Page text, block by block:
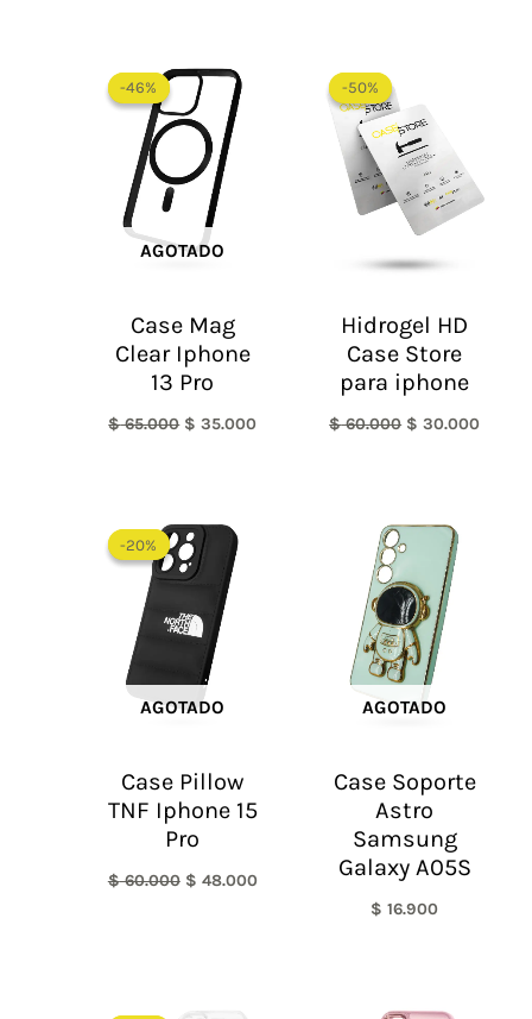
-46%
AGOTADO
-46%
Case Mag
Clear Iphone
13 Pro
$65.000
precio
original
era:
$ 65.000.
$ 35.000
-50%
-50%
Hidrogel HD
Case Store
para iphone
$60.000
era:
$ 60.000.
$ 30.000
-20%
AGOTADO
-20%
Case Pillow
TNF Iphone 15
Pro
$60.000
precio
original
era:
$ 60.000.
$ 48.000
AGOTADO
Case Soporte
Astro
Samsung
Galaxy A05S
$ 16.900